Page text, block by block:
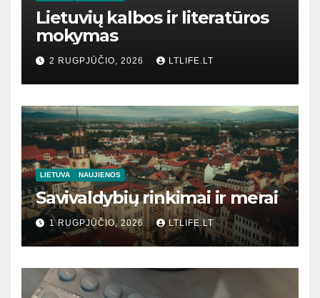
Lietuvių kalbos ir literatūros
mokymas
2 RUGPJŪČIO, 2026 LTLIFE.LT
LIETUVA NAUJIENOS
Savivaldybių rinkimai ir merai
1 RUGPJŪČIO, 2026 LTLIFE.LT